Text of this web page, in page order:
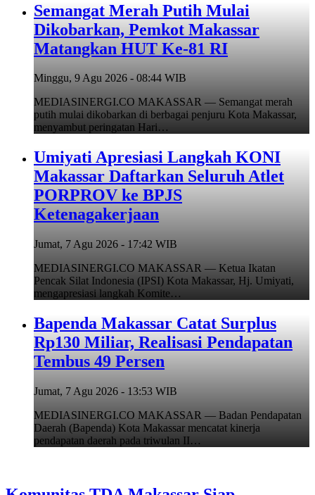
Semangat Merah Putih Mulai
Dikobarkan, Pemkot Makassar
Matangkan HUT Ke-81 RI
Minggu, 9 Agu 2026 - 08:44 WIB
MEDIASINERGI.CO MAKASSAR — Semangat merah
putih mulai dikobarkan di berbagai penjuru Kota Makassar,
menyambut peringatan Hari…
Umiyati Apresiasi Langkah KONI
Makassar Daftarkan Seluruh Atlet
PORPROV ke BPJS
Ketenagakerjaan
Jumat, 7 Agu 2026 - 17:42 WIB
MEDIASINERGI.CO MAKASSAR — Ketua Ikatan
Pencak Silat Indonesia (IPSI) Kota Makassar, Hj. Umiyati,
mengapresiasi langkah Komite…
Bapenda Makassar Catat Surplus
Rp130 Miliar, Realisasi Pendapatan
Tembus 49 Persen
Jumat, 7 Agu 2026 - 13:53 WIB
MEDIASINERGI.CO MAKASSAR — Badan Pendapatan
Daerah (Bapenda) Kota Makassar mencatat kinerja
pendapatan daerah pada triwulan II…